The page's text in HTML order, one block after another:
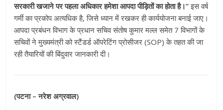
सरकारी खजाने पर पहला अधिकार हमेशा आपदा पीड़ितों का होता है।”इस वर्ष
गर्मी का प्रकोप अत्यधिक है, जिसे ध्यान में रखकर ही कार्ययोजना बनाई जाए।
आपदा प्रबंधन विभाग के प्रधान सचिव संतोष कुमार मल्ल समेत 7 विभागों के
सचिवों ने मुख्यमंत्री को स्टैंडर्ड ऑपरेटिंग प्रोसीजर (SOP) के तहत की जा
रही तैयारियों की बिंदुवार जानकारी दी।
(पटना – नरेश अग्रवाल)